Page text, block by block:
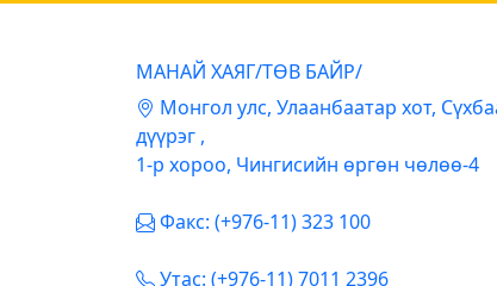
МАНАЙ ХАЯГ/ТӨВ БАЙР/
Mонгол улс, Улаанбаатар хот,
дүүрэг ,
1-р хороо, Чингисийн өргөн чөлөө-4
Факс: (+976-11) 323 100
Утас: (+976-11) 7011 2396